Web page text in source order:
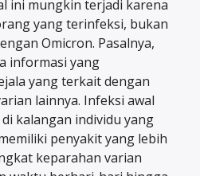
ini mungkin terjadi karena
yang terinfeksi, bukan
Omicron. Pasalnya,
informasi yang
yang terkait dengan
lainnya. Infeksi awal
kalangan individu yang
penyakit yang lebih
keparahan varian